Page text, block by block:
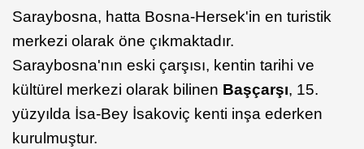
Saraybosna, hatta Bosna-Hersek'in en turistik
merkezi olarak öne çıkmaktadır.
Saraybosna'nın eski çarşısı, kentin tarihi ve
kültürel merkezi olarak bilinen Başçarşı, 15.
yüzyılda İsa-Bey İsakoviç kenti inşa ederken
kurulmuştur.